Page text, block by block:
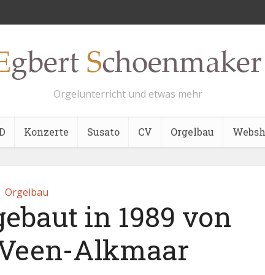
Orgelunterricht und etwas mehr
Konzerte Susato CV Orgelbau
Orgelbau
in 1989 von
Alkmaar